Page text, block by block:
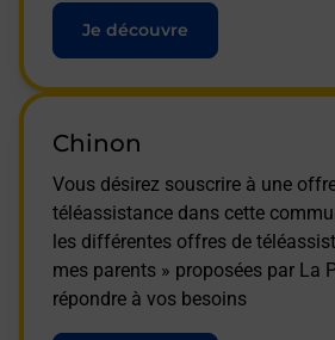
Je découvre
Chinon
Vous désirez souscrire à une
téléassistance dans cette
les différentes offres de
mes parents » proposées par La
répondre à vos besoins